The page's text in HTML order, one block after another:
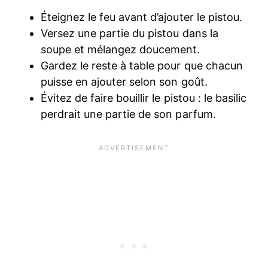
Éteignez le feu avant d’ajouter le pistou.
Versez une partie du pistou dans la
soupe et mélangez doucement.
Gardez le reste à table pour que chacun
puisse en ajouter selon son goût.
Évitez de faire bouillir le pistou : le basilic
perdrait une partie de son parfum.